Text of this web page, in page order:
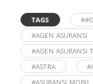
TAGS
#AGEN ASURANSI
#AGEN ASURANSI
#ASTRA